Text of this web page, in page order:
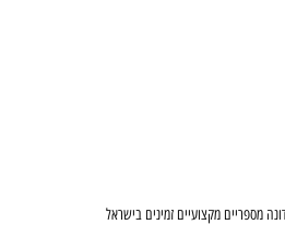
מספריים מקצועיים זמינים בישראל